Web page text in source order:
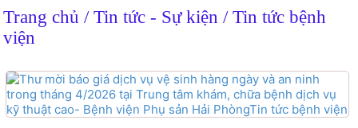
Trang chủ / Tin tức - Sự kiện / Tin tức bệnh
viện